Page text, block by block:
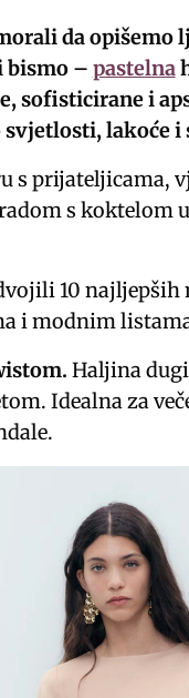
da opišemo
bismo – pastelna
sofisticirane i
svjetlosti, lakoće i
s prijateljicama,
s koktelom
10 najljepših
i modnim
Haljina
Idealna za